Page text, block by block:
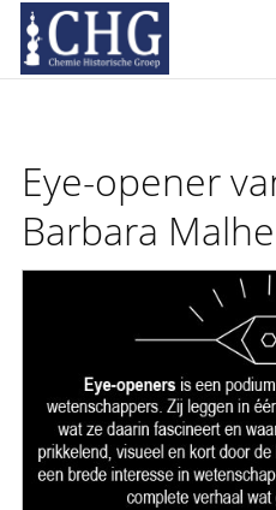
links
over
inhoud
Spring
naar
het
Eye-opener
Barbara